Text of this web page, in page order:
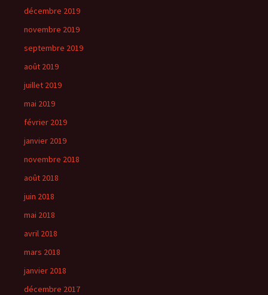
décembre 2019
novembre 2019
septembre 2019
août 2019
juillet 2019
mai 2019
février 2019
janvier 2019
novembre 2018
août 2018
juin 2018
mai 2018
avril 2018
mars 2018
janvier 2018
décembre 2017